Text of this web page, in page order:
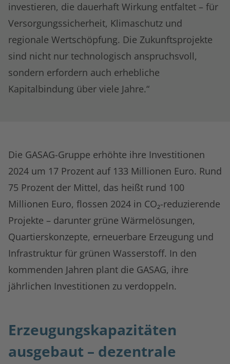
investieren, die dauerhaft Wirkung entfaltet – für
Versorgungssicherheit, Klimaschutz und
regionale Wertschöpfung. Die Zukunftsprojekte
sind nicht nur technologisch anspruchsvoll,
sondern erfordern auch erhebliche
Kapitalbindung über viele Jahre.“
Die GASAG-Gruppe erhöhte ihre Investitionen
2024 um 17 Prozent auf 133 Millionen Euro. Rund
75 Prozent der Mittel, das heißt rund 100
Millionen Euro, flossen 2024 in CO₂-reduzierende
Projekte – darunter grüne Wärmelösungen,
Quartierskonzepte, erneuerbare Erzeugung und
Infrastruktur für grünen Wasserstoff. In den
kommenden Jahren plant die GASAG, ihre
jährlichen Investitionen zu verdoppeln.
Erzeugungskapazitäten
ausgebaut – dezentrale